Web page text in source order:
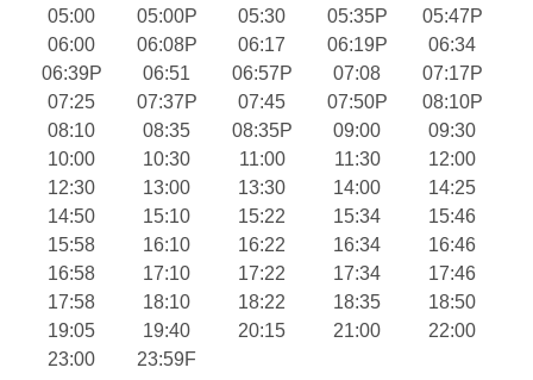
05:00 05:00P 05:30 05:35P
05:47P
06:00
06:08P 06:17 06:19P
06:34
06:39P
06:51 06:57P 07:08
07:17P
07:25
07:37P 07:45 07:50P
08:10P
08:10
08:35 08:35P 09:00
09:30
10:00
10:30 11:00 11:30
12:00
12:30
13:00 13:30 14:00
14:25
14:50
15:10 15:22 15:34
15:46
15:58
16:10 16:22 16:34
16:46
16:58
17:10 17:22 17:34
17:46
17:58
18:10 18:22 18:35
18:50
19:05
19:40 20:15 21:00
22:00
23:00
23:59F